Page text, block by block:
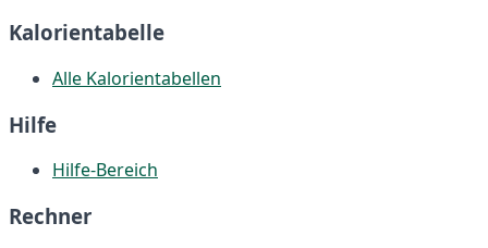
Kalorientabelle
Alle Kalorientabellen
Hilfe
Hilfe-Bereich
Rechner